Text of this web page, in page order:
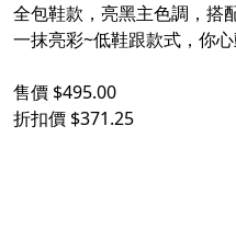
全包鞋款，亮黑主色調，搭
一抹亮彩~低鞋跟款式，你
售價 $495.00
折扣價 $371.25